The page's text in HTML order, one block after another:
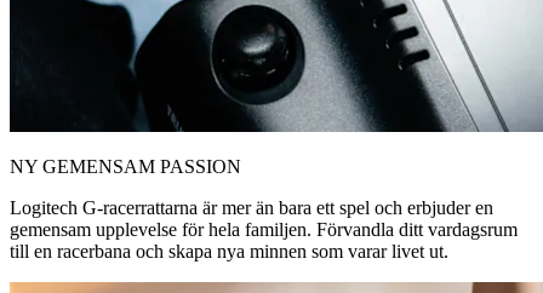
NY GEMENSAM PASSION
Logitech G-racerrattarna är mer än bara ett spel och erbjuder en
gemensam upplevelse för hela familjen. Förvandla ditt vardagsrum
till en racerbana och skapa nya minnen som varar livet ut.